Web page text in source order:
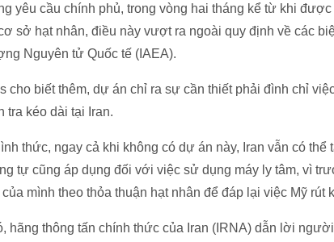
yêu cầu chính phủ, trong vòng hai tháng kể từ khi
sở hạt nhân, điều này vượt ra ngoài quy định về các
Nguyên tử Quốc tế (IAEA).
cho biết thêm, dự án chỉ ra sự cần thiết phải đình chỉ
tra kéo dài tại Iran.
thức, ngay cả khi không có dự án này, Iran vẫn có
tự cũng áp dụng đối với việc sử dụng máy ly tâm, vì
mình theo thỏa thuận hạt nhân để đáp lại việc Mỹ rút
hãng thông tấn chính thức của Iran (IRNA) dẫn lời